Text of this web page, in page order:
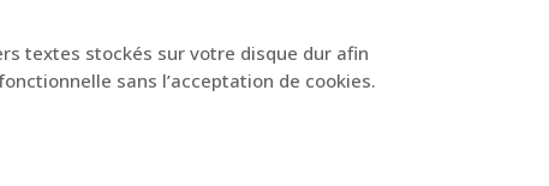
textes stockés sur votre disque dur afin
sans l’acceptation de cookies.